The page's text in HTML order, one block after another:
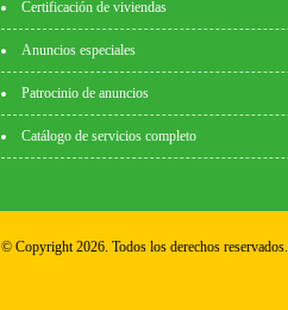
Certificación de viviendas
Anuncios especiales
Patrocinio de anuncios
Catálogo de servicios completo
© Copyright 2026. Todos los derechos reservados.